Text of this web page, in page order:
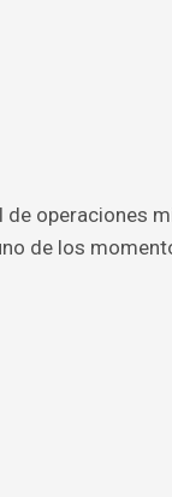
operaciones
de los